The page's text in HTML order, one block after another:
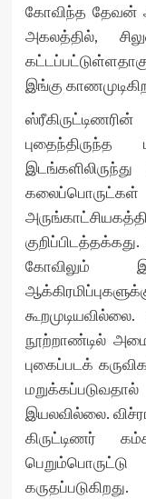
கோவிந்த தேவன்
அகலத்தில்,
இங்கு
கோவிலும்
நூற்றாண்டில்
புகைப்படக்
இயலவில்லை.
கிருட்டிணர்
கருதப்படுகிறது.